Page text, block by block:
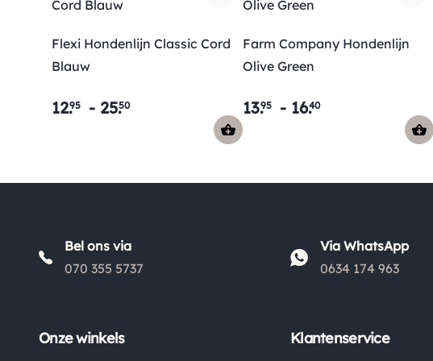
Flexi Hondenlijn Classic Cord
Blauw
12.95 - 25.50
Farm Company Hondenlijn
Olive Green
13.95 - 16.40
Bel ons via
070 355 5737
Via WhatsApp
0634 174 963
Onze winkels Klantenservice